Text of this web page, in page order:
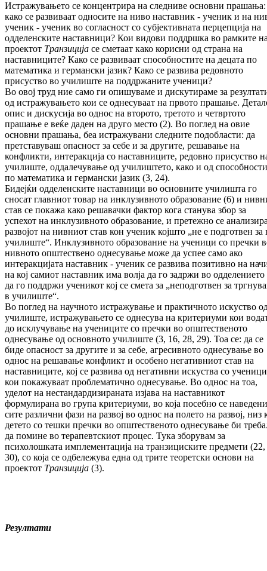
Истражувањето се концентрира на следниве основни прашања:
како се развиваат односите на ниво наставник - ученик и на
ученик - ученик во согласност со субјективната перцепција на
одделенските наставници? Кои видови поддршка во рамките
проектот Транзиција се сметаат како корисни од страна на
наставниците? Како се развиваат способностите на децата по
математика и германски јазик? Како се развива редовното
присуство во училиште на поддржаните ученици?
Во овој труд ние само ги опишуваме и дискутираме за
од истражувањето кои се однесуваат на првото прашање.
опис и дискусија во однос на второто, третото и четвртото
прашање е веќе даден на друго место (2). Во поглед на овие
основни прашања, беа истражувани следните подобласти: да
претставуваш опасност за себе и за другите, решавање на
конфликти, интеракција со наставниците, редовно присуство
училиште, оддалечување од училиштето, како и од
по математика и германски јазик (3, 24).
Бидејќи одделенските наставници во основните училишта го
сносат главниот товар на инклузивното образование (6) и
став се покажа како решавачки фактор кога станува збор за
успехот на инклузивното образование, и претежно се
развојот на нивниот став кон ученик којшто „не е подготвен за
училиште“. Инклузивното образование на ученици со пречки
нивното општествено однесување може да успее само ако
интеракцијата наставник - ученик се развива позитивно на
на кој самиот наставник има волја да го задржи во одделението
да го поддржи ученикот кој се смета за „неподготвен за
в училиште“.
Во поглед на научното истражување и практичното искуство
училиште, истражувањето се однесува на критериуми кои
до исклучување на учениците со пречки во општественото
однесување од основното училиште (3, 16, 28, 29). Тоа се: да се
биде опасност за другите и за себе, агресивното однесување во
однос на решавање конфликт и особено негативниот став на
наставниците, кој се развива од негативни искуства со ученици
кои покажуваат проблематично однесување. Во однос на тоа,
уделот на нестандардизираната изјава на наставникот
формулирана во група критериуми, во која посебно се наведени
сите различни фази на развој во однос на полето на развој, низ
детето со тешки пречки во општественото однесување би
да помине во терапевтскиот процес. Тука зборувам за
психолошката имплементација на транзициските предмети (22,
30), со која се одбележува една од трите теоретски основи на
проектот Транзиција (3).
Резултати